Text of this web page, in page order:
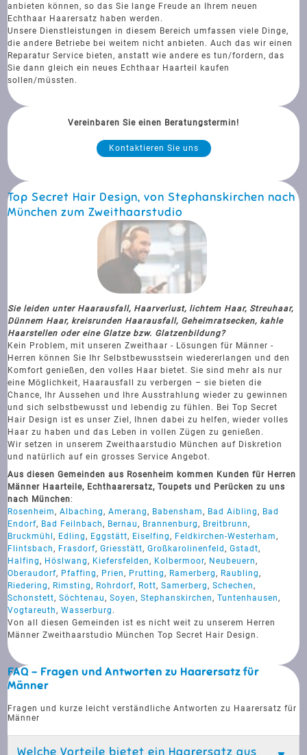
anbieten können, so das Sie lange Freude an Ihrem neuen
Echthaar Haarersatz haben werden.
Unsere Dienstleistungen in diesem Bereich umfassen viele Dinge,
die andere Betriebe bei weitem nicht anbieten. Auch das wir einen
Reparatur Service bieten, anstatt wie andere es tun/fordern, das
Sie dann gleich ein neues Echthaar Haarteil kaufen
sollen/müssten.
Vereinbaren Sie einen Beratungstermin!
Kontaktieren Sie uns
Top Secret Hair Design, von Stephanskirchen nach
München zum Zweithaarstudio
Sie leiden unter Haarausfall, Haarverlust, lichtem Haar, Streuhaar,
Dünnem Haar, kreisrunden Haarausfall, Geheimratsecken, kahle
Haarstellen oder eine Glatze bzw. Glatzenbildung?
Kein Problem, mit unseren Zweithaar - Lösungen für Männer -
Herren können Sie Ihr Selbstbewusstsein wiedererlangen und den
Komfort genießen, den volles Haar bietet. Sie sind mehr als nur
eine Möglichkeit, Haarausfall zu verbergen – sie bieten die
Chance, Ihr Aussehen und Ihre Ausstrahlung wieder zu gewinnen
und sich selbstbewusst und lebendig zu fühlen. Bei Top Secret
Hair Design ist es unser Ziel, Ihnen dabei zu helfen, wieder volles
Haar zu haben und das Leben in vollen Zügen zu genießen.
Wir setzen in unserem Zweithaarstudio München auf Diskretion
und natürlich auf ein grosses Service Angebot.
Aus diesen Gemeinden aus Rosenheim kommen Kunden für Herren
Männer Haarteile, Echthaarersatz, Toupets und Perücken zu uns
nach München:
Rosenheim,Albaching,Amerang, Babensham, Bad Aibling, Bad
Endorf, Bad Feilnbach, Bernau, Brannenburg, Breitbrunn,
Bruckmühl, Edling, Eggstätt, Eiselfing, Feldkirchen-Westerham,
Flintsbach, Frasdorf,Griesstätt,Großkarolinenfeld,Gstadt,
Halfing, Höslwang, Kiefersfelden, Kolbermoor, Neubeuern,
Oberaudorf, Pfaffing, Prien, Prutting, Ramerberg, Raubling,
Riedering, Rimsting, Rohrdorf, Rott,Samerberg,Schechen,
Schonstett,Söchtenau,Soyen,Stephanskirchen,Tuntenhausen,
Vogtareuth,Wasserburg .
Von all diesen Gemeinden ist es nicht weit zu unserem Herren
Männer Zweithaarstudio München Top Secret Hair Design.
FAQ - Fragen und Antworten zu Haarersatz für
Männer
Fragen und kurze leicht verständliche Antworten zu Haarersatz für
Männer
Welche Vorteile bietet ein Haarersatz aus